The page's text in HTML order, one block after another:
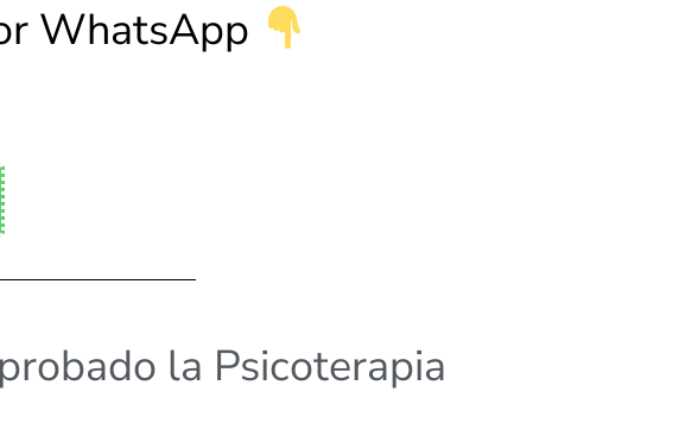
WhatsApp
la Psicoterapia